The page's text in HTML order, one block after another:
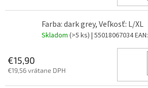
Farba: dark grey, Veľkosť: L/XL
Skladom (>5 ks) | 55018067034EAN:
€15,90
€19,56 vrátane DPH